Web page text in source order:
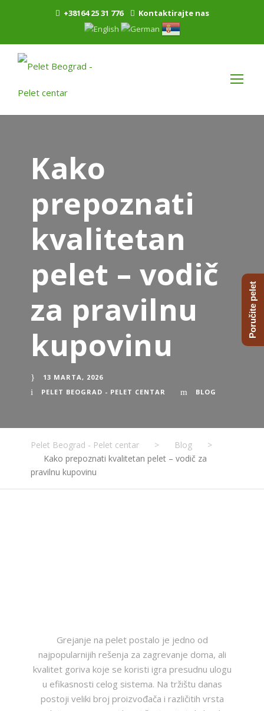
+38164 25 31 776 Kontaktirajte nas
Kako
prepoznati
kvalitetan
pelet – vodič
za pravilnu
kupovinu
13 MARTA, 2026
PELET BEOGRAD - PELET CENTAR
BLOG
Pelet Beograd - Pelet centar > Blog
>
Kako prepoznati kvalitetan pelet – vodič za
pravilnu kupovinu
Grejanje na pelet postalo je jedno od
najpopularnijih rešenja za zagrevanje doma, ali
kvalitet goriva koje se koristi igra presudnu ulogu
u efikasnosti celog sistema. Na tržištu danas
postoji veliki broj proizvođača i različitih vrsta
Poručite pelet